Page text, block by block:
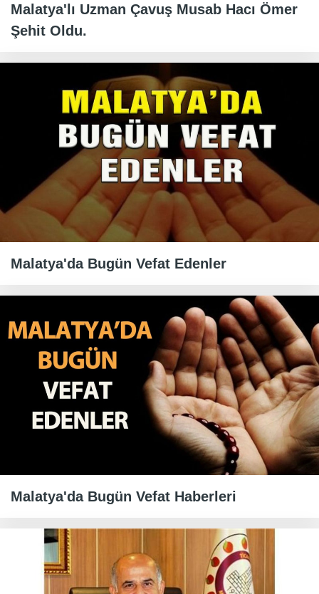
Malatya'lı Uzman Çavuş Musab Hacı Ömer
Şehit Oldu.
Malatya'da Bugün Vefat Edenler
Malatya'da Bugün Vefat Haberleri